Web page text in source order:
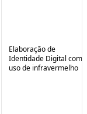
Elaboração de
Identidade Digital com
uso de infravermelho